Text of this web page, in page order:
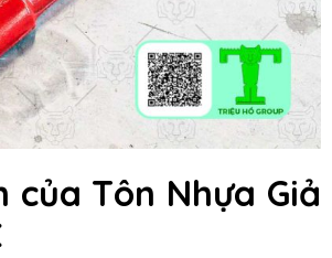
của Tôn Nhựa Giả